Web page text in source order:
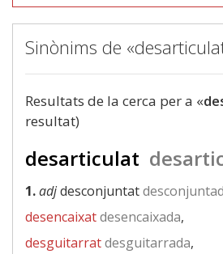
Sinònims de
Resultats de la cerca per a «
resultat)
desarticulat
1.adjdesconjuntat
desencaixatdesencaixada,
desguitarratdesguitarrada,